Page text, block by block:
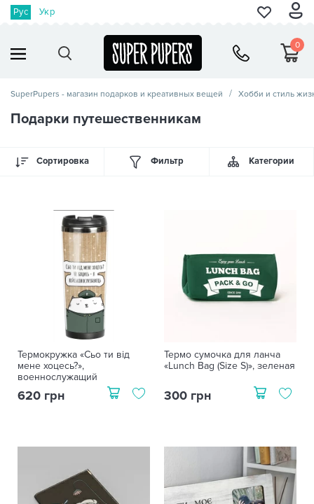
Рус Укр
0
SuperPupers - магазин подарков и креативных вещей Хобби и стиль
Подарки путешественникам
Сортировка Фильтр Категории
Термокружка «Сьо ти від
мене хоцесь?»,
военнослужащий
620 грн
Термо сумочка для ланча
«Lunch Bag (Size S)», зеленая
300 грн